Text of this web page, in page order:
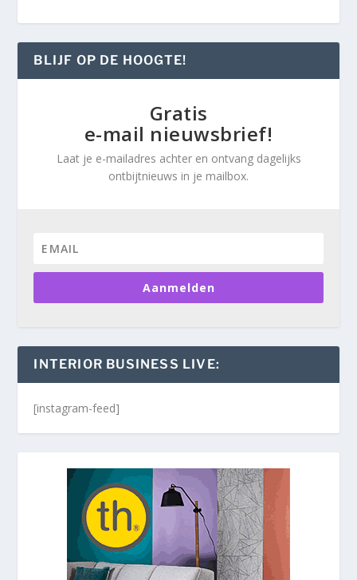
BLIJF OP DE HOOGTE!
Gratis
e-mail nieuwsbrief!
Laat je e-mailadres achter en ontvang dagelijks
ontbijtnieuws in je mailbox.
Aanmelden
INTERIOR BUSINESS LIVE:
[instagram-feed]